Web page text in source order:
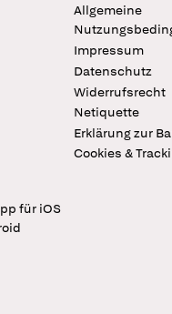
Allgemeine
Impressum
Datenschutz
Widerrufsrecht
Netiquette
Erklärung zur
Cookies &
für iOS